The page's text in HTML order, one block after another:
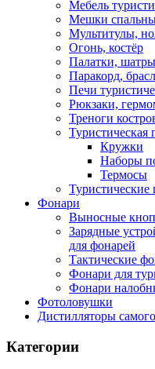
Мебель
Мешки
Мультитулы,
Огонь, костёр
Палатки,
Паракорд,
Печи
Рюкзаки,
Треноги
Туристическая
Кружки
Наборы
Термосы
Туристические
Фонари
Выносные
Зарядные
для фонарей
Тактические
Фонари для
Фонари
Фотоловушки
Дистилляторы
Категории